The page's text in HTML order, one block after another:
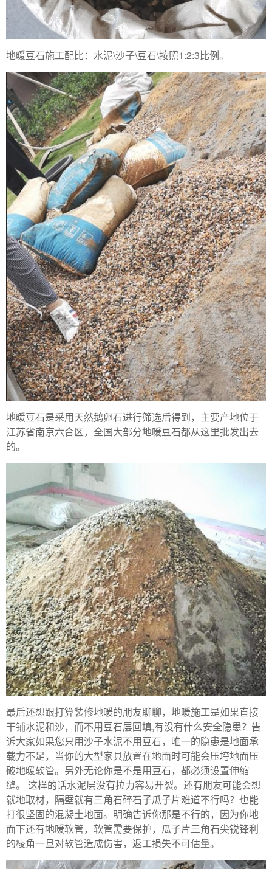
地暖豆石施工配比：水泥\沙子\豆石\按照1:2:3比例。
地暖豆石是采用天然鹅卵石进行筛选后得到，主要产地位于
江苏省南京六合区，全国大部分地暖豆石都从这里批发出去
的。
最后还想跟打算装修地暖的朋友聊聊，地暖施工是如果直接
干铺水泥和沙，而不用豆石层回填,有没有什么安全隐患？告
诉大家如果您只用沙子水泥不用豆石，唯一的隐患是地面承
载力不足，当你的大型家具放置在地面时可能会压垮地面压
破地暖软管。另外无论你是不是用豆石，都必须设置伸缩
缝。 这样的话水泥层没有拉力容易开裂。还有朋友可能会想
就地取材，隔壁就有三角石碎石子瓜子片难道不行吗？也能
打很坚固的混凝土地面。明确告诉你那是不行的，因为你地
面下还有地暖软管，软管需要保护，瓜子片三角石尖锐锋利
的棱角一旦对软管造成伤害，返工损失不可估量。